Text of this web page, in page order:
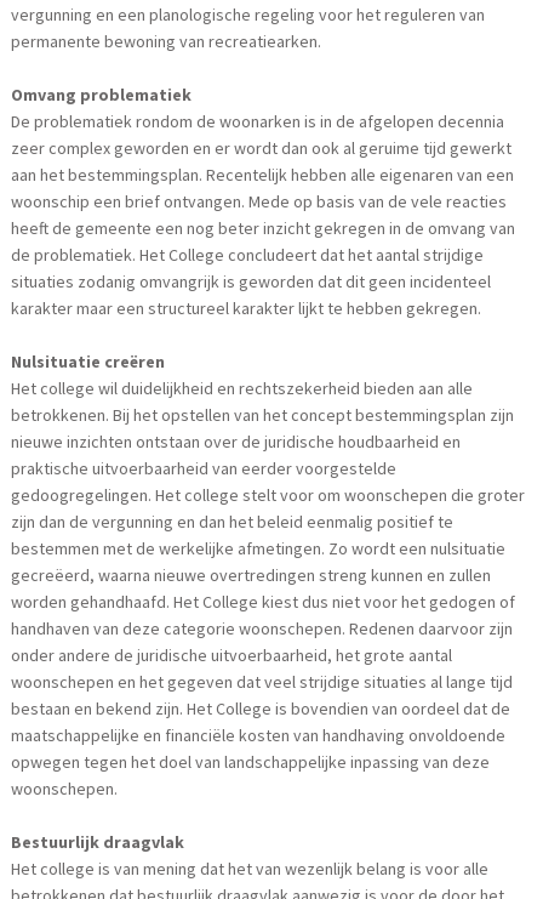
vergunning en een planologische regeling voor het reguleren van
permanente bewoning van recreatiearken.
Omvang problematiek
De problematiek rondom de woonarken is in de afgelopen decennia
zeer complex geworden en er wordt dan ook al geruime tijd gewerkt
aan het bestemmingsplan. Recentelijk hebben alle eigenaren van een
woonschip een brief ontvangen. Mede op basis van de vele reacties
heeft de gemeente een nog beter inzicht gekregen in de omvang van
de problematiek. Het College concludeert dat het aantal strijdige
situaties zodanig omvangrijk is geworden dat dit geen incidenteel
karakter maar een structureel karakter lijkt te hebben gekregen.
Nulsituatie creëren
Het college wil duidelijkheid en rechtszekerheid bieden aan alle
betrokkenen. Bij het opstellen van het concept bestemmingsplan zijn
nieuwe inzichten ontstaan over de juridische houdbaarheid en
praktische uitvoerbaarheid van eerder voorgestelde
gedoogregelingen. Het college stelt voor om woonschepen die groter
zijn dan de vergunning en dan het beleid eenmalig positief te
bestemmen met de werkelijke afmetingen. Zo wordt een nulsituatie
gecreëerd, waarna nieuwe overtredingen streng kunnen en zullen
worden gehandhaafd. Het College kiest dus niet voor het gedogen of
handhaven van deze categorie woonschepen. Redenen daarvoor zijn
onder andere de juridische uitvoerbaarheid, het grote aantal
woonschepen en het gegeven dat veel strijdige situaties al lange tijd
bestaan en bekend zijn. Het College is bovendien van oordeel dat de
maatschappelijke en financiële kosten van handhaving onvoldoende
opwegen tegen het doel van landschappelijke inpassing van deze
woonschepen.
Bestuurlijk draagvlak
Het college is van mening dat het van wezenlijk belang is voor alle